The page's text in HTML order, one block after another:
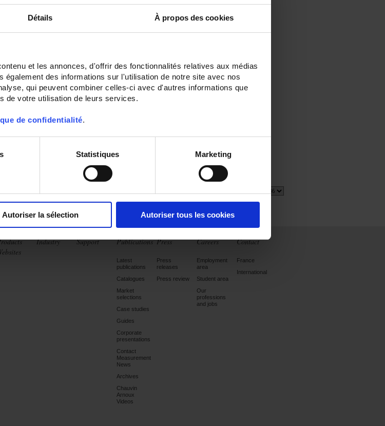
Détails À propos des cookies
et les annonces, d'offrir des fonctionnalités relatives aux médias
des informations sur l'utilisation de notre site avec nos
qui peuvent combiner celles-ci avec d'autres informations que
de votre utilisation de leurs services.
de confidentialité.
Statistiques Marketing
Autoriser la sélection Autoriser tous les cookies
CA 1550
MICROMANOMETER
Differential air pressure, air speed
and air flow rate – Modes: MAP, Min,
Bluetooth communication –Data
Industry Support Publications
Latest
publications
Catalogues
Market
selections
Case studies
Guides
Corporate
presentations
Contact
Measurement
News
Archives
Chauvin
Arnoux
Videos
Press
Press
releases
Press review
Careers
Employment
area
Student area
Our
professions
and jobs
Contact
France
International